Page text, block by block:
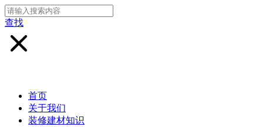
查找
首页
关于我们
装修建材知识